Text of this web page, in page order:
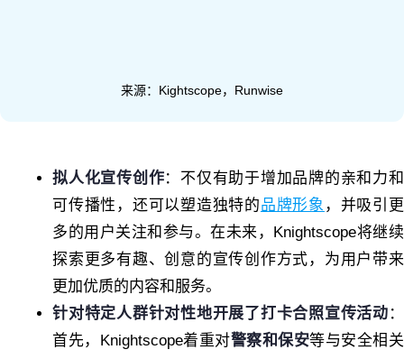
来源：Kightscope，Runwise
拟人化宣传创作：不仅有助于增加品牌的亲和力和
可传播性，还可以塑造独特的品牌形象 ，并吸引更
多的用户关注和参与。在未来，Knightscope将继续
探索更多有趣、创意的宣传创作方式，为用户带来
更加优质的内容和服务。
针对特定人群针对性地开展了打卡合照宣传活动 ：
首先，Knightscope着重对警察和保安等与安全相关